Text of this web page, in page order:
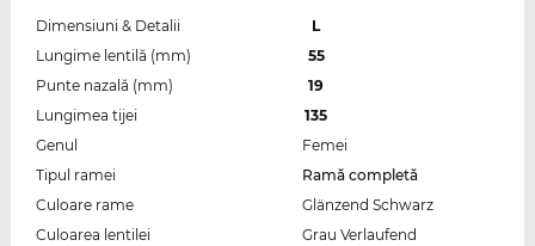
Dimensiuni & Detalii
L
Lungime lentilă (mm)
55
Punte nazală (mm)
19
Lungimea tijei
135
Genul
Femei
Tipul ramei
Ramă completă
Culoare rame
Glänzend Schwarz
Culoarea lentilei
Grau Verlaufend